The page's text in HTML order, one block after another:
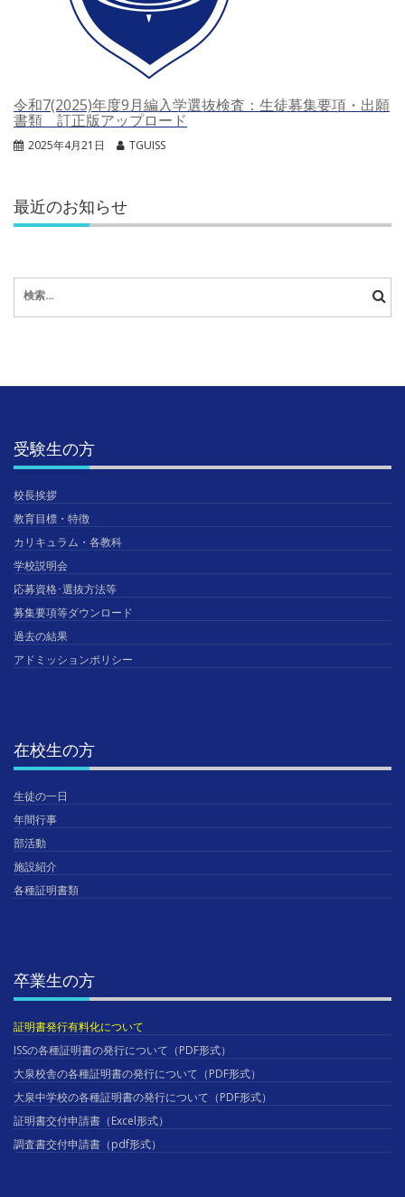
令和7(2025)年度9月編入学選抜検査：生徒募集要項・出願
書類 訂正版アップロード
2025年4月21日 TGUISS
最近のお知らせ
索:
受験生の方
校長挨拶
教育目標・特徴
カリキュラム・各教科
学校説明会
応募資格･選抜方法等
募集要項等ダウンロード
過去の結果
アドミッションポリシー
在校生の方
生徒の一日
年間行事
部活動
施設紹介
各種証明書類
卒業生の方
証明書発行有料化について
ISSの各種証明書の発行について（PDF形式）
大泉校舎の各種証明書の発行について（PDF形式）
大泉中学校の各種証明書の発行について（PDF形式）
証明書交付申請書（Excel形式）
調査書交付申請書（pdf形式）